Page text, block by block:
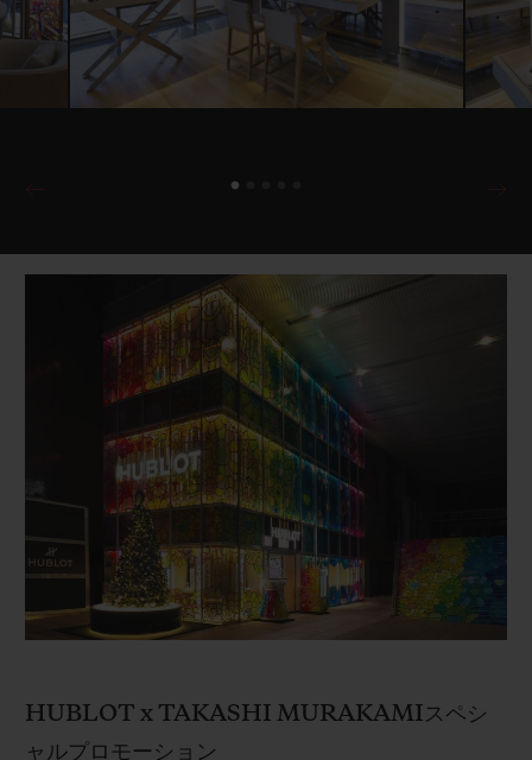
HUBLOT x TAKASHI MURAKAMIスペシ
ャルプロモーション